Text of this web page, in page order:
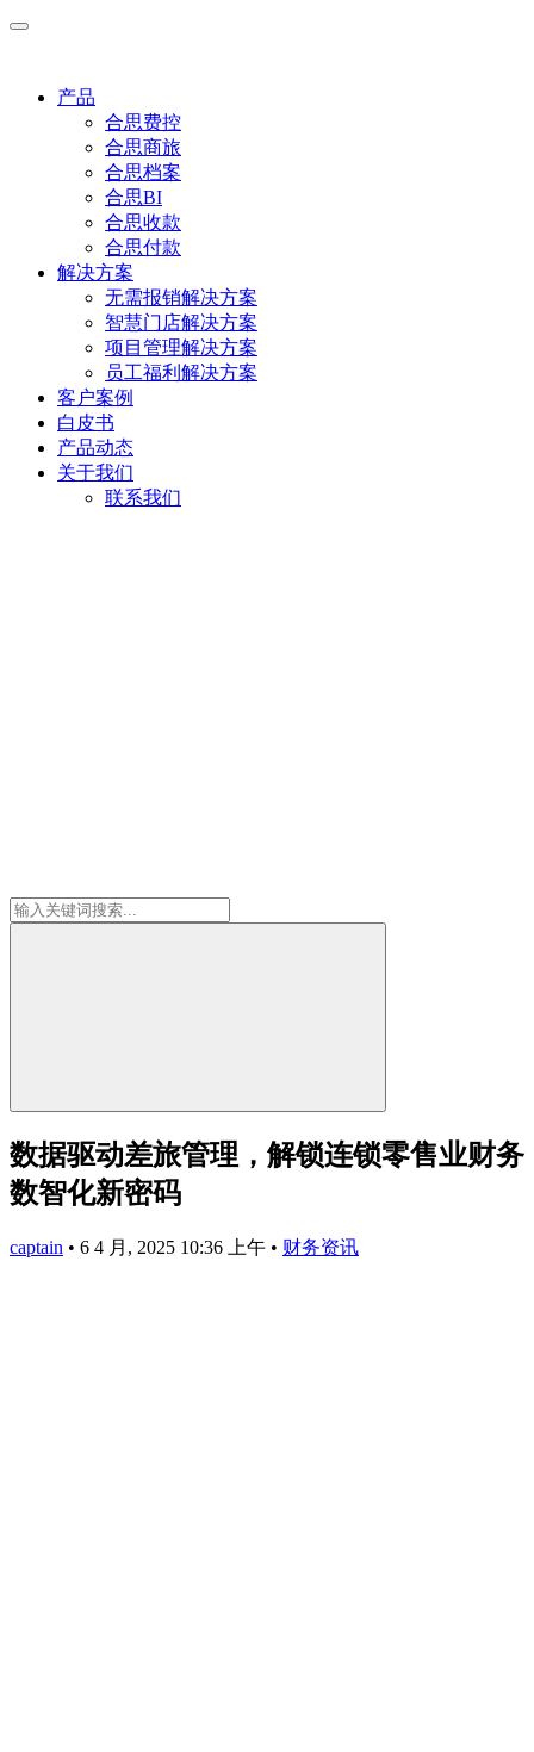
产品
合思费控
合思商旅
合思档案
合思BI
合思收款
合思付款
解决方案
无需报销解决方案
智慧门店解决方案
项目管理解决方案
员工福利解决方案
客户案例
白皮书
产品动态
关于我们
联系我们
数据驱动差旅管理，解锁连锁零售业财务
数智化新密码
captain • 6 4 月, 2025 10:36 上午 • 财务资讯